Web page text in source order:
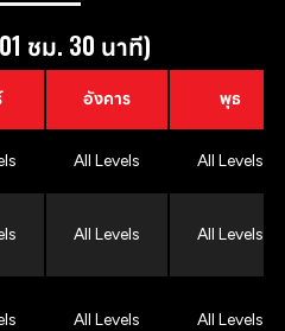
ชม. 30 นาที)
อังคาร พุธ
All Levels All Levels
All Levels All Levels
All Levels All Levels